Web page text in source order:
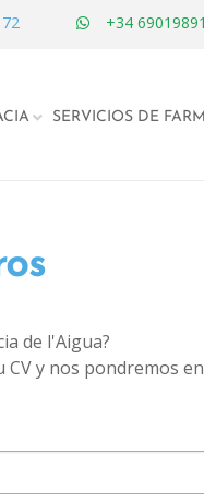
+34
SERVICIOS DE
de l'Aigua?
y nos pondremos